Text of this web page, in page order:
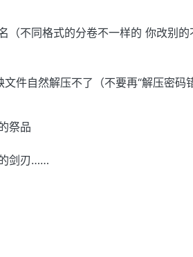
（不同格式的分卷不一样的 你改别的
件自然解压不了（不要再“解压密码
祭品
剑刃……